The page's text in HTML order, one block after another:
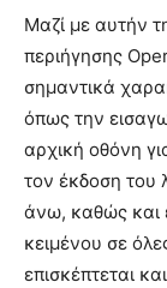
Μαζί με αυτήν
περιήγησης
σημαντικά
όπως την
αρχική οθόνη
τον έκδοση του
άνω, καθώς και
κειμένου σε
επισκέπτεται